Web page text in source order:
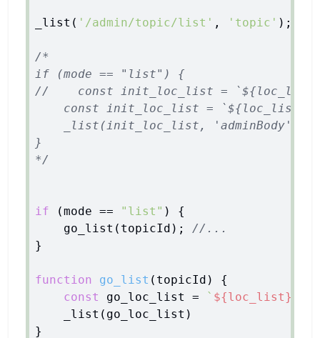
_list( '/admin/topic/list' , 'topic' );
/*
if (mode == "list") {
//    const init_loc_list = `${loc_list}/
const init_loc_list = `${loc_list}/
_list(init_loc_list, 'adminBody');
}
*/
if (mode == "list" ) {
go_list(topicId); //...
}
function go_list ( topicId ) {
const
go_loc_list = ` ${loc_list}
_list(go_loc_list)
}